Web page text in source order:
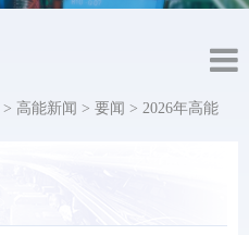
> 高能新闻 > 要闻 > 2026年高能